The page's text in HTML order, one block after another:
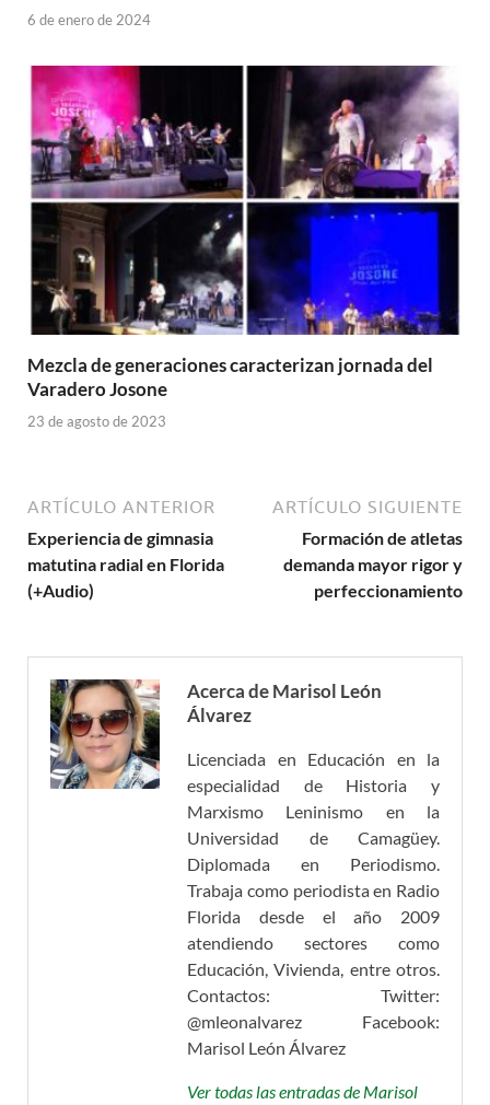
6 de enero de 2024
Mezcla de generaciones caracterizan jornada del
Varadero Josone
23 de agosto de 2023
ARTÍCULO ANTERIOR
Experiencia de gimnasia
matutina radial en Florida
(+Audio)
ARTÍCULO SIGUIENTE
Formación de atletas
demanda mayor rigor y
perfeccionamiento
Acerca de Marisol León
Álvarez
Licenciada en Educación en la
especialidad de Historia y
Marxismo Leninismo en la
Universidad de Camagüey.
Diplomada en Periodismo.
Trabaja como periodista en Radio
Florida desde el año 2009
atendiendo sectores como
Educación, Vivienda, entre otros.
Contactos: Twitter:
@mleonalvarez Facebook:
Marisol León Álvarez
Ver todas las entradas de Marisol